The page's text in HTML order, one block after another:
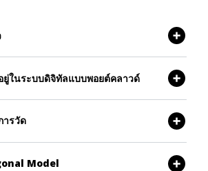
ยู่ในระบบดิจิทัลแบบพอยต์คลาวด์
ารวัด
Model